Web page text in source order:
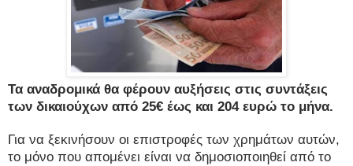
Τα αναδρομικά θα φέρουν αυξήσεις στις συντάξεις
των δικαιούχων από 25€ έως και 204 ευρώ το μήνα.
Για να ξεκινήσουν οι επιστροφές των χρημάτων αυτών,
το μόνο που απομένει είναι να δημοσιοποιηθεί από το